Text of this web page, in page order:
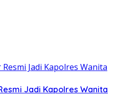
Jadi Kapolres Wanita